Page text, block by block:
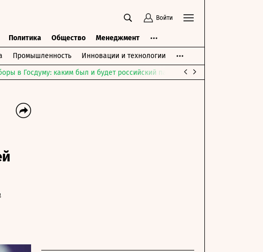
Войти
Политика Общество Менеджмент
Промышленность Инновации и технологии
в Госдуму: каким был и будет российский парламент